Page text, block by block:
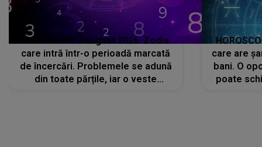
HOROSCOP 7 august 2026. Zodia
care intră într-o perioadă marcată
de încercări. Problemele se adună
din toate părțile, iar o veste
care are
bani. O
poate